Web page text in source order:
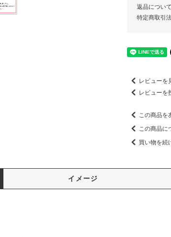
返品について
特定商取引
レビューを
レビューを
この商品を
この商品に
買い物を続
イメージ